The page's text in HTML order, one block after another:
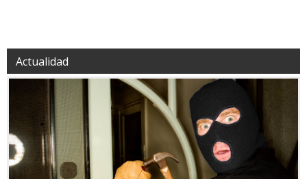
Actualidad